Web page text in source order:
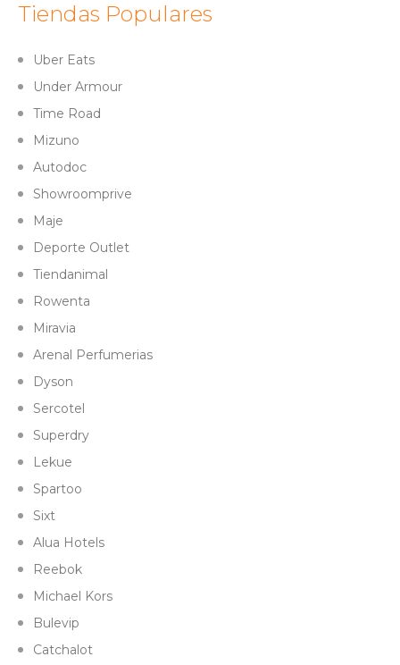
Tiendas Populares
Uber Eats
Under Armour
Time Road
Mizuno
Autodoc
Showroomprive
Maje
Deporte Outlet
Tiendanimal
Rowenta
Miravia
Arenal Perfumerias
Dyson
Sercotel
Superdry
Lekue
Spartoo
Sixt
Alua Hotels
Reebok
Michael Kors
Bulevip
Catchalot